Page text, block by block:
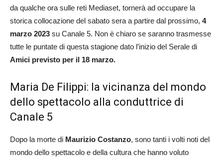
da qualche ora sulle reti Mediaset, tornerà ad occupare la
storica collocazione del sabato sera a partire dal prossimo, 4
marzo 2023 su Canale 5. Non è chiaro se saranno trasmesse
tutte le puntate di questa stagione dato l’inizio del Serale di
Amici previsto per il 18 marzo.
Maria De Filippi: la vicinanza del mondo
dello spettacolo alla conduttrice di
Canale 5
Dopo la morte di Maurizio Costanzo, sono tanti i volti noti del
mondo dello spettacolo e della cultura che hanno voluto